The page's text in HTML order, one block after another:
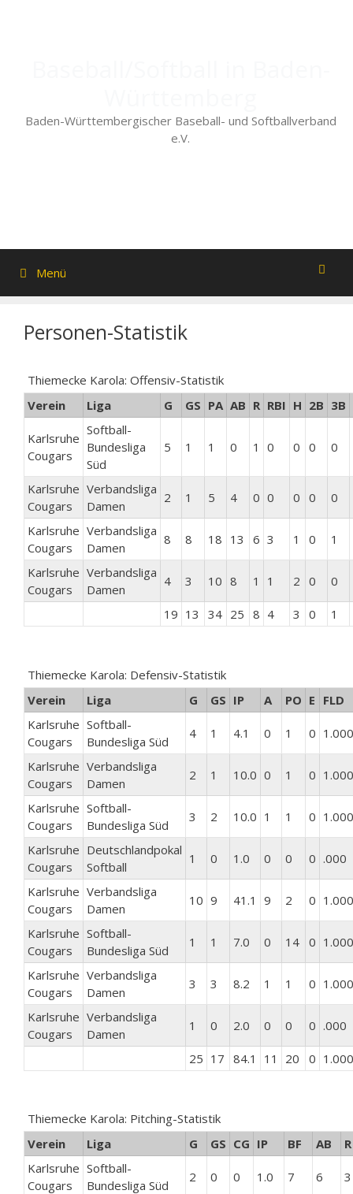
Baden-Württembergischer Baseball- und Softballverband
e.V.
Menü
Personen-Statistik
Thiemecke Karola: Offensiv-Statistik
Verein
Liga G GS PA AB R RBI H 2B 3B
Karlsruhe
Cougars
Softball-
Bundesliga
Süd
5 1 1 0 1 0 0 0 0
Karlsruhe
Cougars
Verbandsliga
Damen
2 1 5 4 0 0 0 0 0
Karlsruhe
Cougars
Verbandsliga
Damen
8 8 18 13 6 3 1 0 1
Karlsruhe
Cougars
Verbandsliga
Damen
4 3 10 8 1 1 2 0 0
19 13 34 25 8 4 3 0 1
Thiemecke Karola: Defensiv-Statistik
Verein
Liga G GS IP A PO E FLD
Karlsruhe
Cougars
Softball-
Bundesliga Süd
4 1 4.1 0 1 0 1.000
Karlsruhe
Cougars
Verbandsliga
Damen
2 1 10.0 0 1 0 1.000
Karlsruhe
Cougars
Softball-
Bundesliga Süd
3 2 10.0 1 1 0 1.000
Karlsruhe
Cougars
Deutschlandpokal
Softball
1 0 1.0 0 0 0 .000
Karlsruhe
Cougars
Verbandsliga
Damen
10 9 41.1 9 2 0 1.000
Karlsruhe
Cougars
Softball-
Bundesliga Süd
1 1 7.0 0 14 0 1.000
Karlsruhe
Cougars
Verbandsliga
Damen
3 3 8.2 1 1 0 1.000
Karlsruhe
Cougars
Verbandsliga
Damen
1 0 2.0 0 0 0 .000
25 17 84.1 11 20 0 1.000
Thiemecke Karola: Pitching-Statistik
Verein
Liga G GS CG IP BF AB
R
Karlsruhe
Cougars
Softball-
Bundesliga Süd
2 0 0 1.0 7 6 3